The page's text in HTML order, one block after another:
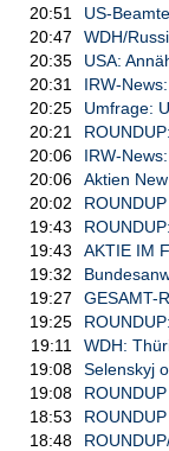
20:51
US-
20:47
WDH/
20:35
USA:
20:31
IRW-
20:25
Umfrage:
20:21
20:06
IRW-
20:06
Aktien
20:02
19:43
19:43
AKTIE IM
19:32
19:27
GESAMT-
19:25
19:11
WDH:
19:08
Selenskyj
19:08
18:53
18:48